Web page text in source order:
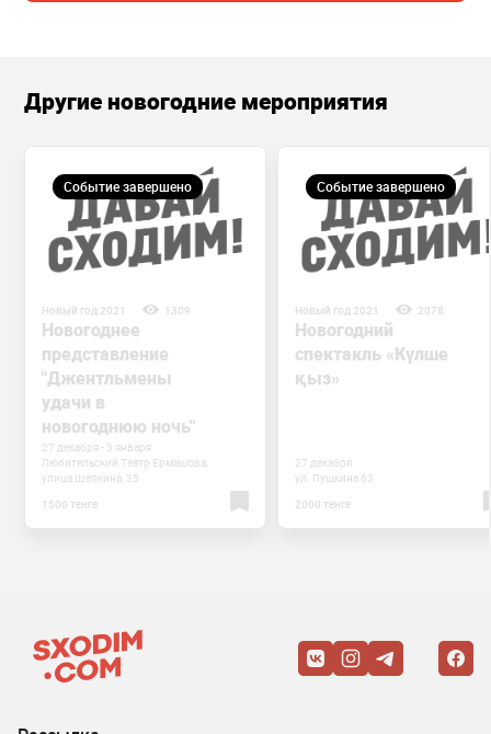
Другие новогодние мероприятия
Событие завершено
Новый год 2021 1309
Новогоднее
представление
"Джентльмены
удачи в
новогоднюю ночь"
27 декабря - 3 января
Любительский Театр Ермашова,
улица Щепкина, 35
1500 тенге
Событие завершено
Новый год 2021 2078
Новогодний
спектакль «Күлше
қыз»
27 декабря
ул. Пушкина 63
2000 тенге